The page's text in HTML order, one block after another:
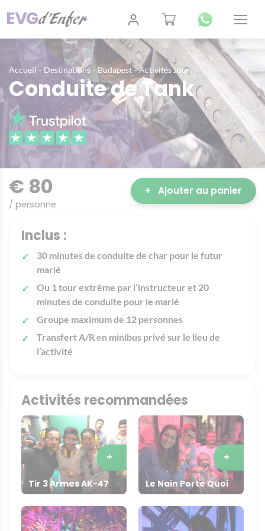
Accueil - Destinations -Budapest-Activités Jour
Conduite de Tank
€ 80
/ personne
+ Ajouter au panier
Inclus :
30 minutes de conduite de char pour le futur
marié
Ou 1 tour extrême par l’instructeur et 20
minutes de conduite pour le marié
Groupe maximum de 12 personnes
Transfert A/R en minibus privé sur le lieu de
l’activité
Activités recommandées
Tir 3 Armes AK-47
+
Le Nain Porte Quoi
+